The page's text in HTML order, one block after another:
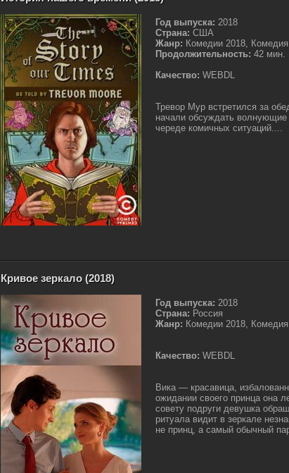
Год выпуска: 2018
Страна: США
Жанр: Комедии 2018, Комедия
Продолжительность: 42 мин.
Качество: WEBDL
Тревор Мур встретился за
начали обсуждать
череде комичных ситуаций....
Кривое зеркало (2018)
Год выпуска: 2018
Страна: Россия
Жанр: Комедии 2018,
Качество: WEBDL
Вика — красавица,
ожидании своего принца она
совету подруги девушка
ритуала видит в зеркале
не принц, а самый обычный